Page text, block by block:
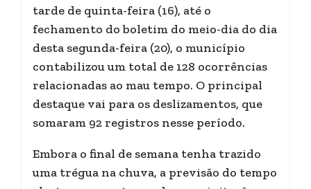
tarde de quinta-feira (16), até o
fechamento do boletim do meio-dia do dia
desta segunda-feira (20), o município
contabilizou um total de 128 ocorrências
relacionadas ao mau tempo. O principal
destaque vai para os deslizamentos, que
somaram 92 registros nesse período.
Embora o final de semana tenha trazido
uma trégua na chuva, a previsão do tempo